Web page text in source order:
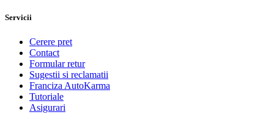
Servicii
Cerere pret
Contact
Formular retur
Sugestii si reclamatii
Franciza AutoKarma
Tutoriale
Asigurari